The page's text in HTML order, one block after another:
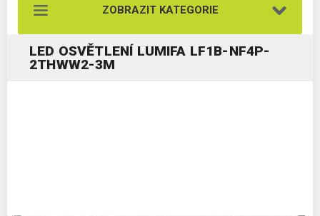
ZOBRAZIT KATEGORIE
LED OSVĚTLENÍ LUMIFA LF1B-NF4P-
2THWW2-3M